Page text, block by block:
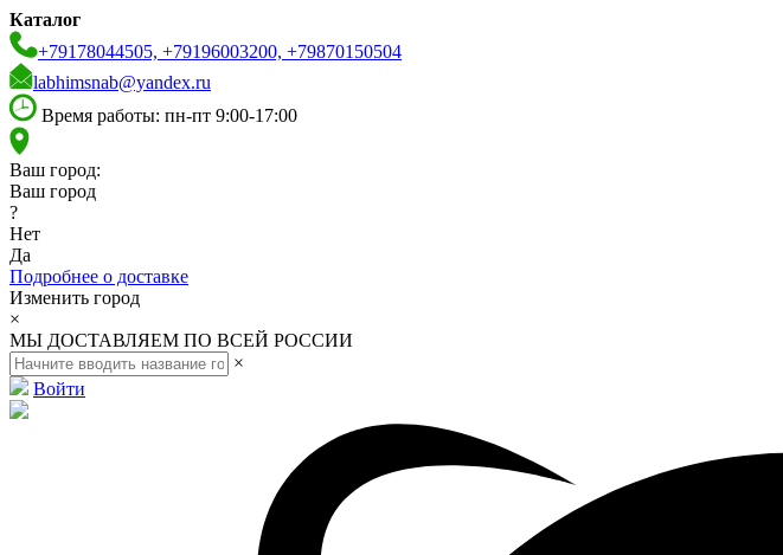
Каталог
+79178044505, +79196003200, +79870150504
labhimsnab@yandex.ru
Время работы: пн-пт 9:00-17:00
Ваш город:
Ваш город
?
Нет
Да
Подробнее о доставке
Изменить город
×
МЫ ДОСТАВЛЯЕМ ПО ВСЕЙ РОССИИ
×
Войти